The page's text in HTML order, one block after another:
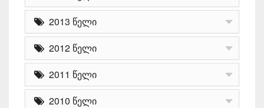
2013 წელი
2012 წელი
2011 წელი
2010 წელი